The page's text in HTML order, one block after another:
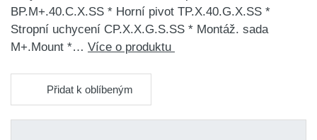
BP.M+.40.C.X.SS * Horní pivot TP.X.40.G.X.SS *
Stropní uchycení CP.X.X.G.S.SS * Montáž. sada
M+.Mount *… Více o produktu
Přidat k oblíbeným